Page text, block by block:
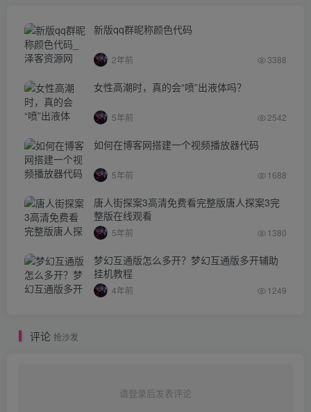
新版qq群昵称颜色代码
2年前 3388
女性高潮时，真的会“喷”出液体吗？
5年前 2542
如何在博客网搭建一个视频播放器代码
5年前 1688
唐人街探案3高清免费看完整版唐人探案3完
整版在线观看
5年前 1380
梦幻互通版怎么多开？梦幻互通版多开辅助
挂机教程
4年前 1249
评论 抢沙发
请登录后发表评论